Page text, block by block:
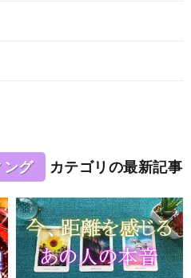
ング カテゴリの最新記事